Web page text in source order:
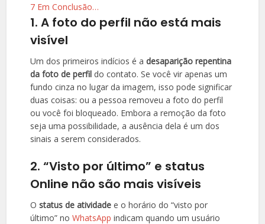
7 Em Conclusão…
1. A foto do perfil não está mais
visível
Um dos primeiros indícios é adesaparição repentina
da foto de perfil do contato. Se você vir apenas um
fundo cinza no lugar da imagem, isso pode significar
duas coisas: ou a pessoa removeu a foto do perfil
ou você foi bloqueado. Embora a remoção da foto
seja uma possibilidade, a ausência dela é um dos
sinais a serem considerados.
2. “Visto por último” e status
Online não são mais visíveis
Ostatus de atividade e o horário do “visto por
último” noWhatsApp indicam quando um usuário